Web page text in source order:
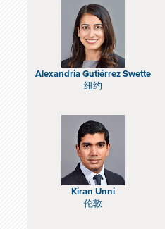
Alexandria Gutiérrez Swette
纽约
Kiran Unni
伦敦